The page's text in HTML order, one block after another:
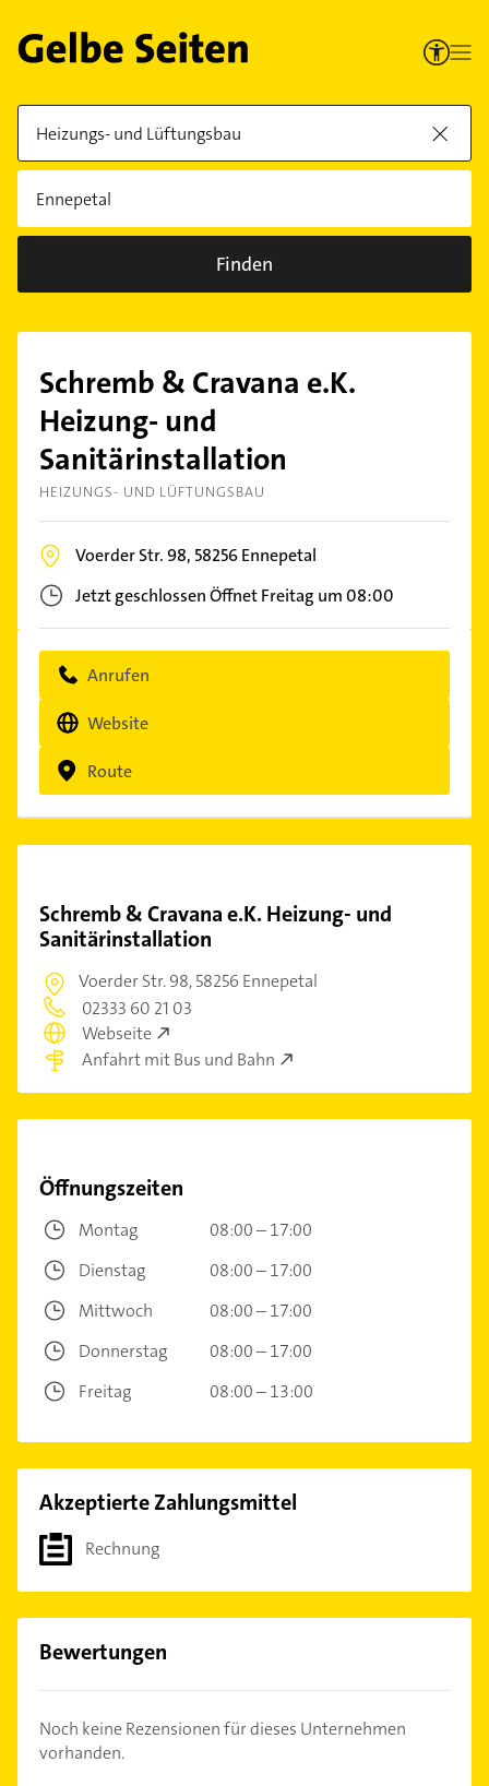
Finden
Schremb & Cravana e.K.
Heizung- und
Sanitärinstallation
HEIZUNGS- UND LÜFTUNGSBAU
Voerder Str. 98, 58256Ennepetal
Jetzt geschlossenÖffnet Freitag um 08:00
Anrufen
Website
Route
Schremb & Cravana e.K. Heizung- und
Sanitärinstallation
Voerder Str. 98,58256 Ennepetal
02333 60 21 03
Webseite
Anfahrt mit Bus und Bahn
Öffnungszeiten
Montag
08:00 – 17:00
Dienstag
08:00 – 17:00
Mittwoch
08:00 – 17:00
Donnerstag
08:00 – 17:00
Freitag
08:00 – 13:00
Akzeptierte Zahlungsmittel
Rechnung
Bewertungen
Noch keine Rezensionen für dieses Unternehmen
vorhanden.